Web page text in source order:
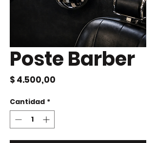
Poste Barber
$ 4.500,00
Cantidad *